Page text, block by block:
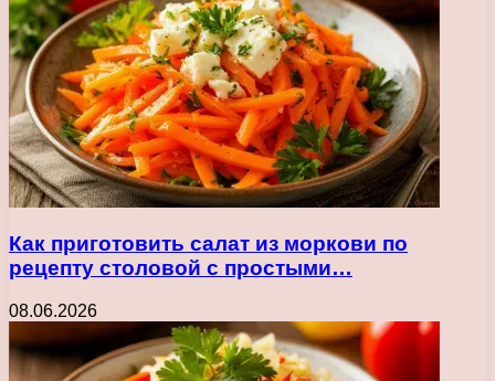
Как приготовить салат из моркови по
рецепту столовой с простыми…
08.06.2026